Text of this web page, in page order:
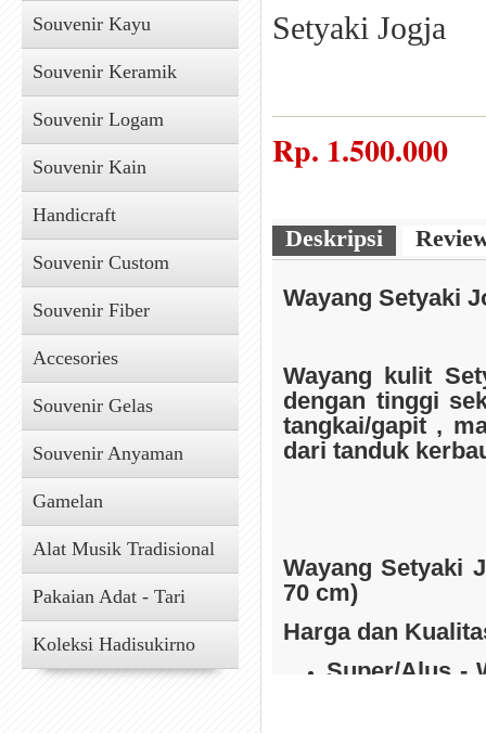
Souvenir Kayu
Souvenir Keramik
Souvenir Logam
Souvenir Kain
Handicraft
Souvenir Custom
Souvenir Fiber
Accesories
Souvenir Gelas
Souvenir Anyaman
Gamelan
Alat Musik Tradisional
Pakaian Adat - Tari
Koleksi Hadisukirno
Souvenir Kain
Setyaki Jogja
Rp. 1.500.000
Deskripsi
Wayang Setyaki
Wayang kulit
dengan tinggi
tangkai/gapit ,
dari tanduk
Wayang Setyaki
70 cm)
Harga dan
Super/Alus -